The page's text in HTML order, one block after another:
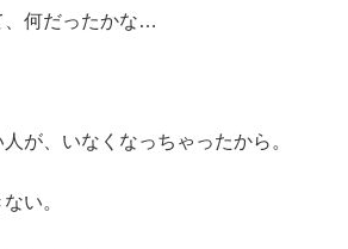
、何だったかな…
が、いなくなっちゃったから。
い。